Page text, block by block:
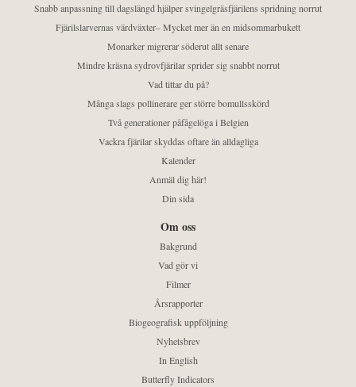
Snabb anpassning till dagslängd hjälper svingelgräsfjärilens spridning norrut
Fjärilslarvernas värdväxter– Mycket mer än en midsommarbukett
Monarker migrerar söderut allt senare
Mindre kräsna sydrovfjärilar sprider sig snabbt norrut
Vad tittar du på?
Många slags pollinerare ger större bomullsskörd
Två generationer påfågelöga i Belgien
Vackra fjärilar skyddas oftare än alldagliga
Kalender
Anmäl dig här!
Din sida
Om oss
Bakgrund
Vad gör vi
Filmer
Årsrapporter
Biogeografisk uppföljning
Nyhetsbrev
In English
Butterfly Indicators